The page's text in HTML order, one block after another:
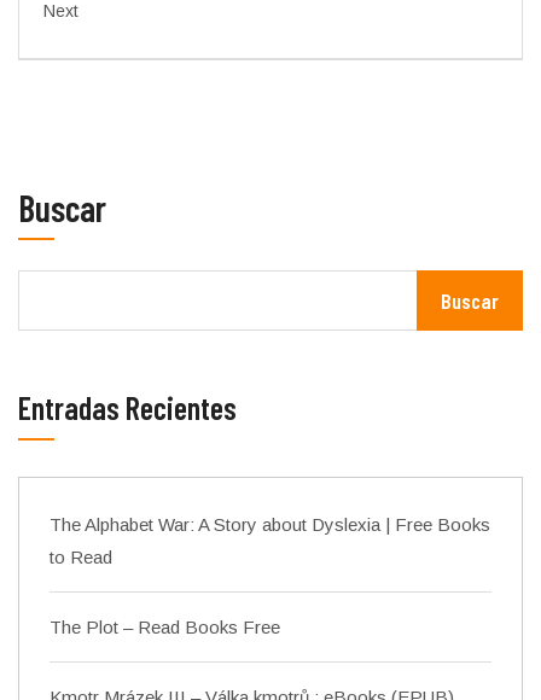
Next
Buscar
Buscar
Entradas Recientes
The Alphabet War: A Story about Dyslexia | Free Books
to Read
The Plot – Read Books Free